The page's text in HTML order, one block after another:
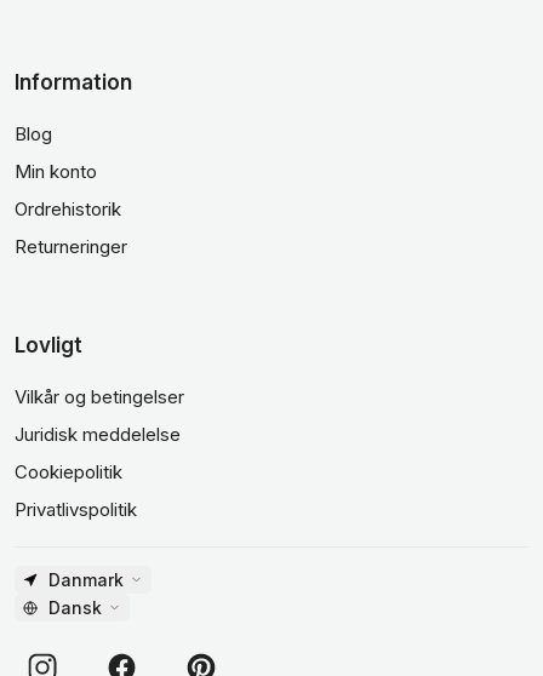
Information
Blog
Min konto
Ordrehistorik
Returneringer
Lovligt
Vilkår og betingelser
Juridisk meddelelse
Cookiepolitik
Privatlivspolitik
Danmark
Dansk